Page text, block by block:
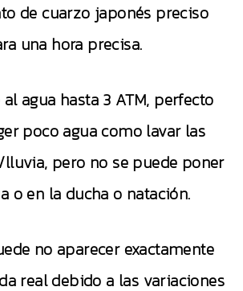
de cuarzo japonés preciso
una hora precisa.
agua hasta 3 ATM, perfecto
poco agua como lavar las
pero no se puede poner
o en la ducha o natación.
no aparecer exactamente
real debido a las variaciones